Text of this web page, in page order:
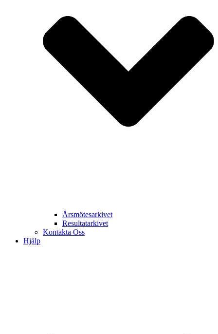
Årsmötesarkivet
Resultatarkivet
Kontakta Oss
Hjälp